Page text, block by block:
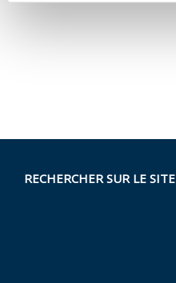
RECHERCHER SUR LE SITE